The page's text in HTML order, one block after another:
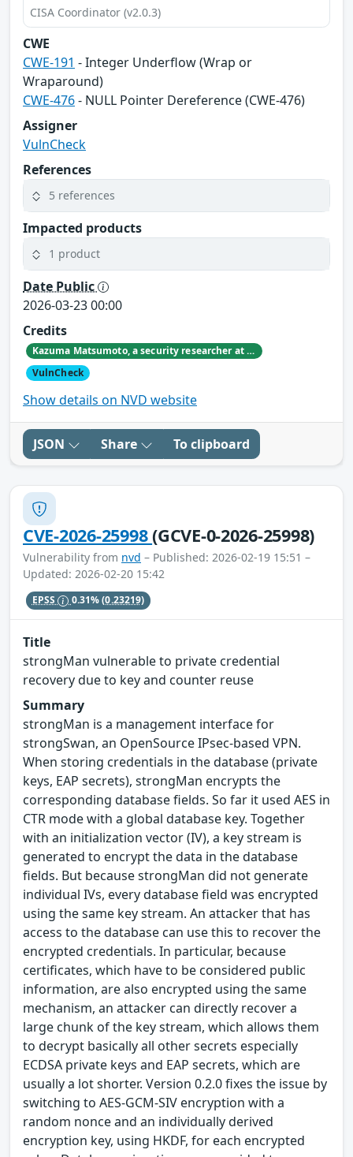
CISA Coordinator (v2.0.3)
CWE
CWE-191 - Integer Underflow (Wrap or
Wraparound)
CWE-476- NULL Pointer Dereference (CWE-476)
Assigner
VulnCheck
References
5 references
Impacted products
1 product
Date Public
2026-03-23 00:00
Credits
Kazuma Matsumoto, a security researcher at GMO Cybersecurity by IERAE, Inc.
VulnCheck
Show details on NVD website
JSON Share To clipboard
CVE-2026-25998(GCVE-0-2026-25998)
Vulnerability from nvd – Published: 2026-02-19 15:51 –
Updated: 2026-02-20 15:42
EPSS 0.31%(0.23219)
Title
strongMan vulnerable to private credential
recovery due to key and counter reuse
Summary
strongMan is a management interface for
strongSwan, an OpenSource IPsec-based VPN.
When storing credentials in the database (private
keys, EAP secrets), strongMan encrypts the
corresponding database fields. So far it used AES in
CTR mode with a global database key. Together
with an initialization vector (IV), a key stream is
generated to encrypt the data in the database
fields. But because strongMan did not generate
individual IVs, every database field was encrypted
using the same key stream. An attacker that has
access to the database can use this to recover the
encrypted credentials. In particular, because
certificates, which have to be considered public
information, are also encrypted using the same
mechanism, an attacker can directly recover a
large chunk of the key stream, which allows them
to decrypt basically all other secrets especially
ECDSA private keys and EAP secrets, which are
usually a lot shorter. Version 0.2.0 fixes the issue by
switching to AES-GCM-SIV encryption with a
random nonce and an individually derived
encryption key, using HKDF, for each encrypted